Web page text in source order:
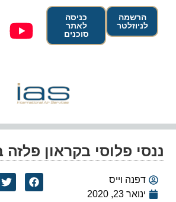
הרשמה
לניוזלטר
כניסה
לאתר
סוכנים
ננסי פלוסי בקראון פלזה
דפנה וייס
ינואר 23, 2020